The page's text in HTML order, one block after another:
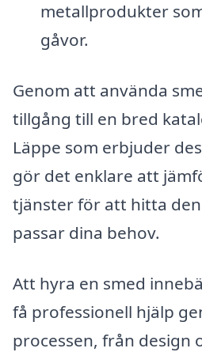
metallprodukter
gåvor.
Genom att använda
tillgång till en bred
Läppe som erbjuder
gör det enklare att
tjänster för att hitta
passar dina behov.
Att hyra en smed
få professionell hjälp
processen, från design